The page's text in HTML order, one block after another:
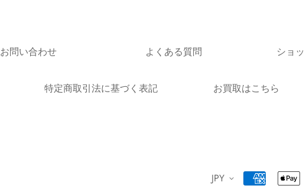
お問い合わせ よくある質問 ショ
特定商取引法に基づく表記 お買取はこちら
JPY